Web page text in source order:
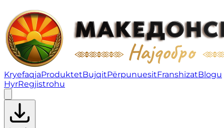
Подружница Маркет КИППЕР бр.16 Кичево |
KryefaqjaProduktetBujqitPërpunuesitFranshizatBlogu
HyrRegjistrohu